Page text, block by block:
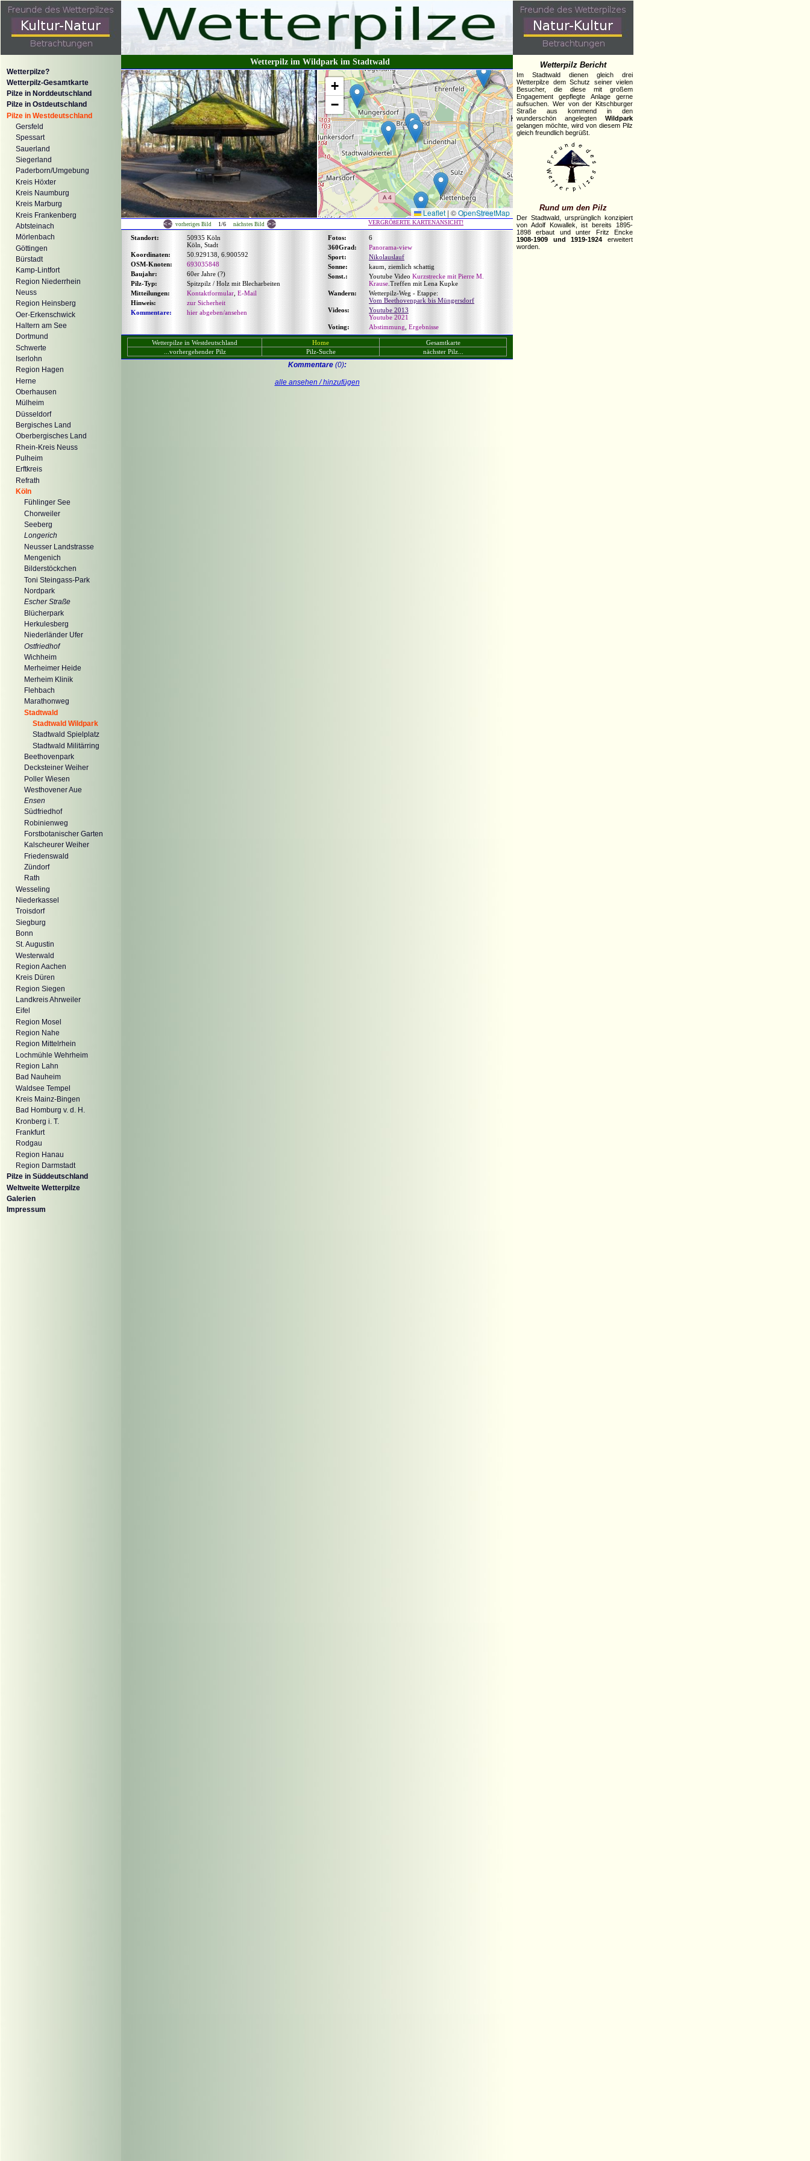
Wetterpilze?
Wetterpilz-Gesamtkarte
Pilze in Norddeutschland
Pilze in Ostdeutschland
Pilze in Westdeutschland
Gersfeld
Spessart
Sauerland
Siegerland
Paderborn/Umgebung
Kreis Höxter
Kreis Naumburg
Kreis Marburg
Kreis Frankenberg
Abtsteinach
Mörlenbach
Göttingen
Bürstadt
Kamp-Lintfort
Region Niederrhein
Neuss
Region Heinsberg
Oer-Erkenschwick
Haltern am See
Dortmund
Schwerte
Iserlohn
Region Hagen
Herne
Oberhausen
Mülheim
Düsseldorf
Bergisches Land
Oberbergisches Land
Rhein-Kreis Neuss
Pulheim
Erftkreis
Refrath
Köln
Fühlinger See
Chorweiler
Seeberg
Longerich
Neusser Landstrasse
Mengenich
Bilderstöckchen
Toni Steingass-Park
Nordpark
Escher Straße
Blücherpark
Herkulesberg
Niederländer Ufer
Ostfriedhof
Wichheim
Merheimer Heide
Merheim Klinik
Flehbach
Marathonweg
Stadtwald
Stadtwald Wildpark
Stadtwald Spielplatz
Stadtwald Militärring
Beethovenpark
Decksteiner Weiher
Poller Wiesen
Westhovener Aue
Ensen
Südfriedhof
Robinienweg
Forstbotanischer Garten
Kalscheurer Weiher
Friedenswald
Zündorf
Rath
Wesseling
Niederkassel
Troisdorf
Siegburg
Bonn
St. Augustin
Westerwald
Region Aachen
Kreis Düren
Region Siegen
Landkreis Ahrweiler
Eifel
Region Mosel
Region Nahe
Region Mittelrhein
Lochmühle Wehrheim
Region Lahn
Bad Nauheim
Waldsee Tempel
Kreis Mainz-Bingen
Bad Homburg v. d. H.
Kronberg i. T.
Frankfurt
Rodgau
Region Hanau
Region Darmstadt
Pilze in Süddeutschland
Weltweite Wetterpilze
Galerien
Impressum
Wetterpilz im Wildpark im Stadtwald
+
−
Leaflet | ©OpenStreetMap
vorheriges Bild 1/6 nächstes Bild VERGRÖßERTE KARTENANSICHT!
Standort:
50935 Köln
Köln, Stadt
Koordinaten:
50.929138, 6.900592
OSM-Knoten:
693035848
Baujahr:
60er Jahre (?)
Pilz-Typ:
Spitzpilz / Holz mit Blecharbeiten
Mitteilungen:
Kontaktformular E-Mail
Hinweis:
zur Sicherheit
Kommentare:
hier abgeben/ansehen
Fotos:
6
360Grad:
Panorama-view
Sport:
Nikolauslauf
Sonne:
kaum, ziemlich schattig
Sonst.:
Youtube Video Kurzstrecke mit Pierre M.
Krause .Treffen mit Lena Kupke
Wandern:
Wetterpilz-Weg - Etappe:
Vom Beethovenpark bis Müngersdorf
Videos:
Youtube 2013
Youtube 2021
Voting:
Abstimmung Ergebnisse
Wetterpilze in Westdeutschland Home
Gesamtkarte
...vorhergehender Pilz
Pilz-Suche nächster Pilz...
Kommentare(0):
alle ansehen / hinzufügen
Wetterpilz Bericht
Im Stadtwald dienen gleich drei
Wetterpilze dem Schutz seiner vielen
Besucher, die diese mit großem
Engagement gepflegte Anlage gerne
aufsuchen. Wer von der Kitschburger
Straße aus kommend in den
wunderschön angelegten Wildpark
gelangen möchte, wird von diesem Pilz
gleich freundlich begrüßt.
Rund um den Pilz
Der Stadtwald, ursprünglich konzipiert
von Adolf Kowallek, ist bereits 1895-
1898 erbaut und unter Fritz Encke
1908-1909 und 1919-1924 erweitert
worden.